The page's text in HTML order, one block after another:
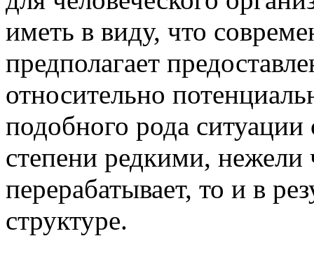
иметь в виду, что
предполагает
относительно
подобного рода
степени редкими,
перерабатывает, то и в
структуре.